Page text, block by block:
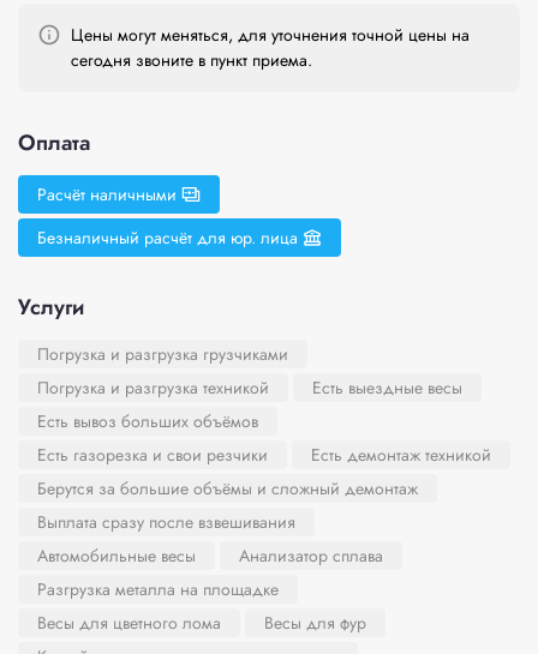
Цены могут меняться, для уточнения точной цены на
сегодня звоните в пункт приема.
Оплата
Расчёт наличными
Безналичный расчёт для юр. лица
Услуги
Погрузка и разгрузка грузчиками
Погрузка и разгрузка техникой
Есть выездные весы
Есть вывоз больших объёмов
Есть газорезка и свои резчики
Есть демонтаж техникой
Берутся за большие объёмы и сложный демонтаж
Выплата сразу после взвешивания
Автомобильные весы
Анализатор сплава
Разгрузка металла на площадке
Весы для цветного лома
Весы для фур